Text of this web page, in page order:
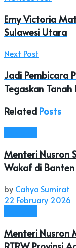
Emy Victoria
Sulawesi Utara
Next Post
Jadi Pembicara
Tegaskan
Related Posts
Menteri Nusron
Wakaf di Banten
by Cahya Sumirat
22 February 2026
Menteri Nusron